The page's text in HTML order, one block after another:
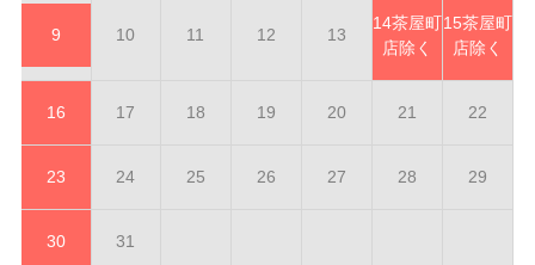
9 10 11 12 13
14茶屋町
店除く
15茶屋町
店除く
16 17 18 19 20 21 22
23 24 25 26 27 28 29
30 31